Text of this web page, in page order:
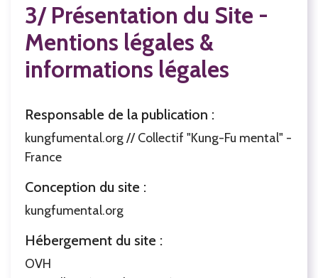
3/ Présentation du Site -
Mentions légales &
informations légales
Responsable de la publication :
kungfumental.org // Collectif "Kung-Fu mental" -
France
Conception du site :
kungfumental.org
Hébergement du site :
OVH